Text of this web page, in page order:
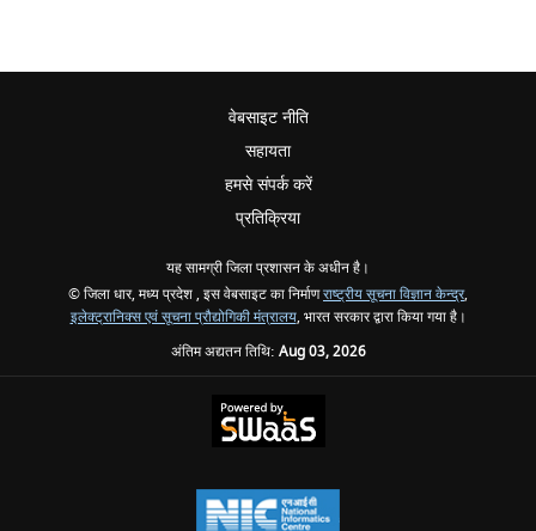
वेबसाइट नीति
सहायता
हमसे संपर्क करें
प्रतिक्रिया
यह सामग्री जिला प्रशासन के अधीन है।
© जिला धार, मध्य प्रदेश , इस वेबसाइट का निर्माणराष्ट्रीय सूचना विज्ञान केन्द्र,
इलेक्ट्रानिक्स एवं सूचना प्रौद्योगिकी मंत्रालय, भारत सरकार द्वारा किया गया है।
अंतिम अद्यतन तिथि: Aug 03, 2026